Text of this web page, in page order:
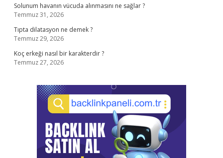
Solunum havanın vücuda alınmasını ne sağlar ?
Temmuz 31, 2026
Tıpta dilatasyon ne demek ?
Temmuz 29, 2026
Koç erkeği nasıl bir karakterdir ?
Temmuz 27, 2026